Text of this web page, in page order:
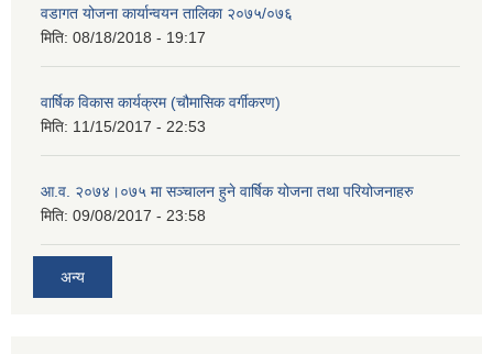
वडागत योजना कार्यान्वयन तालिका २०७५/०७६
मिति: 08/18/2018 - 19:17
वार्षिक विकास कार्यक्रम (चौमासिक वर्गीकरण)
मिति: 11/15/2017 - 22:53
आ.व. २०७४।०७५ मा सञ्चालन हुने वार्षिक योजना तथा परियोजनाहरु
मिति: 09/08/2017 - 23:58
अन्य